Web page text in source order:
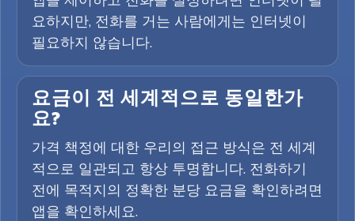
요하지만, 전화를 거는 사람에게는 인터넷이
필요하지 않습니다.
요금이 전 세계적으로 동일한가
요?
가격 책정에 대한 우리의 접근 방식은 전 세계
적으로 일관되고 항상 투명합니다. 전화하기
전에 목적지의 정확한 분당 요금을 확인하려면
앱을 확인하세요.